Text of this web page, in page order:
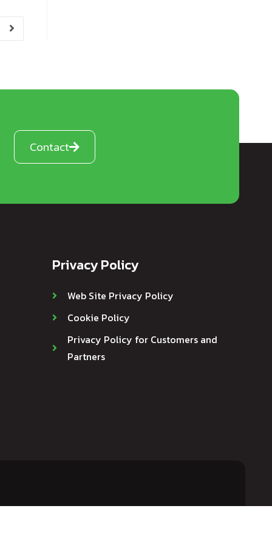
Contact
Privacy Policy
Web Site Privacy Policy
Cookie Policy
Privacy Policy for Customers and
Partners